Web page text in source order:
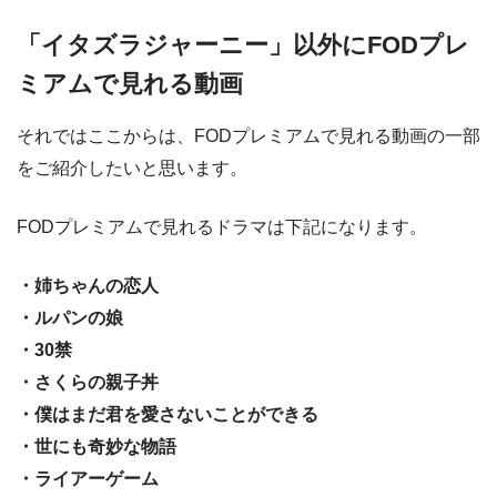
「イタズラジャーニー」以外にFODプレ
ミアムで見れる動画
それではここからは、FODプレミアムで見れる動画の一部
をご紹介したいと思います。
FODプレミアムで見れるドラマは下記になります。
・姉ちゃんの恋人
・ルパンの娘
・30禁
・さくらの親子丼
・僕はまだ君を愛さないことができる
・世にも奇妙な物語
・ライアーゲーム